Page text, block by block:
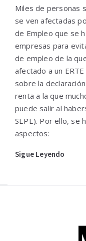
Miles de personas
se ven afectadas
de Empleo que se
empresas para
de empleo de la
afectado a un
sobre la
renta a la que
puede salir al
SEPE). Por ello, se
aspectos:
Sigue Leyendo